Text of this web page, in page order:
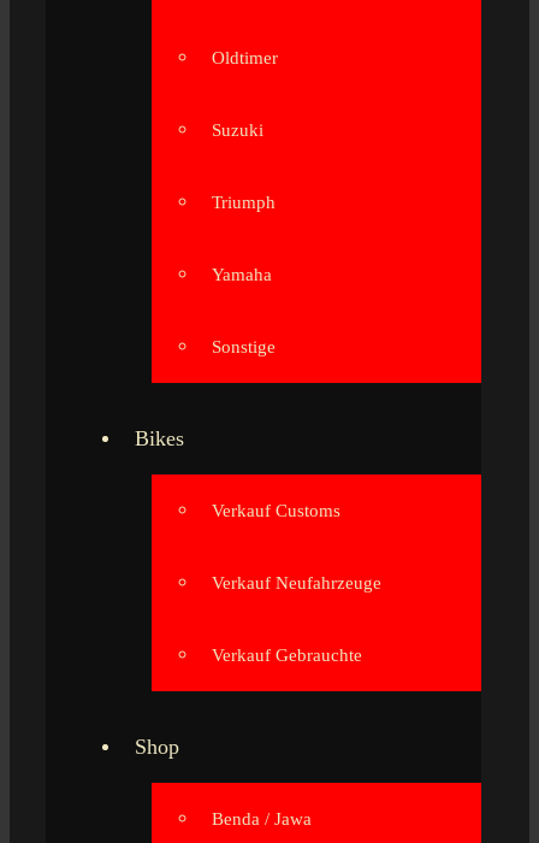
Oldtimer
Suzuki
Triumph
Yamaha
Sonstige
Bikes
Verkauf Customs
Verkauf Neufahrzeuge
Verkauf Gebrauchte
Shop
Benda / Jawa